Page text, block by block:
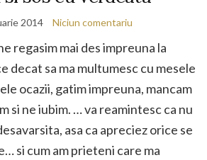
2014 Niciun comentariu
regasim mai des impreuna la
decat sa ma multumesc cu mesele
ocazii, gatim impreuna, mancam
si ne iubim. … va reamintesc ca nu
asa ca apreciez orice se
si cum am prieteni care ma